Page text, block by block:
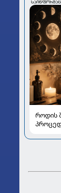
როდის